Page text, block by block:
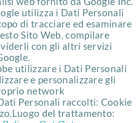
utilizza i Dati Personali
di tracciare ed esaminare
Sito Web, compilare
con gli altri servizi
utilizzare i Dati Personali
e personalizzare gli
network
Personali raccolti: Cookie
del trattamento: